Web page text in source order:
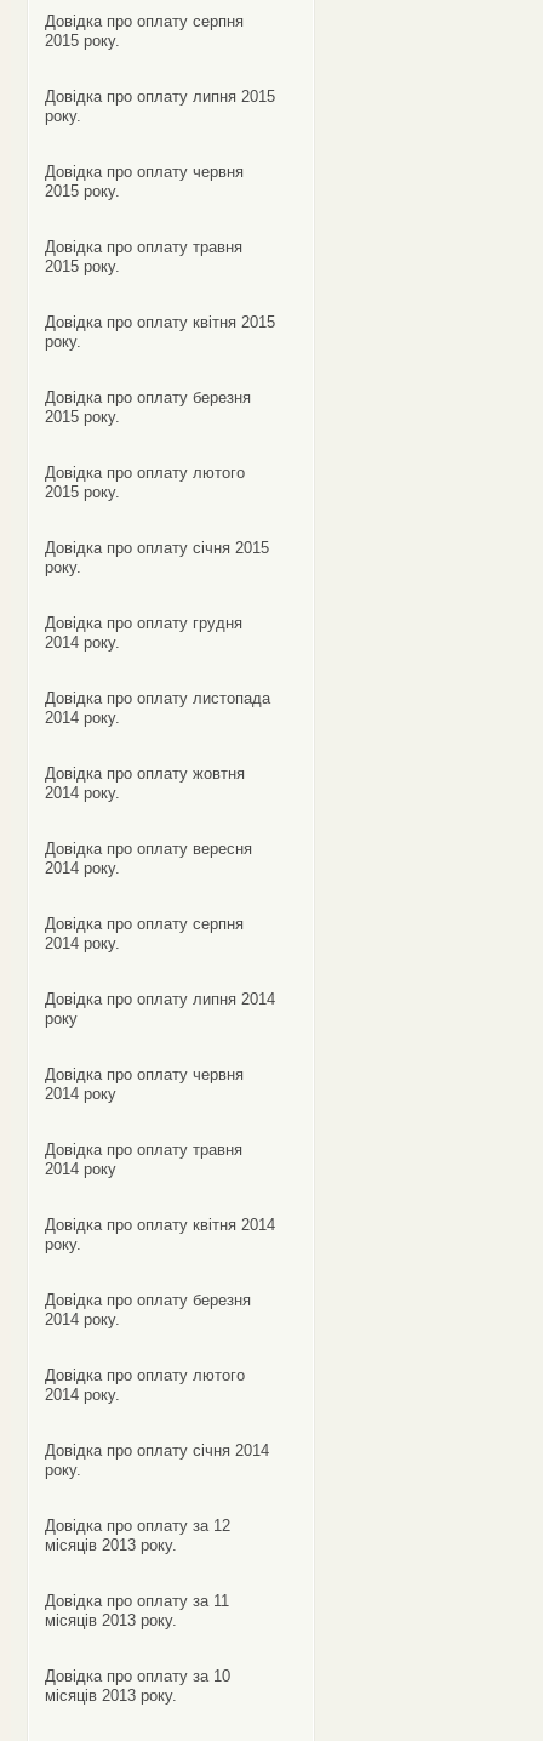
Довідка про оплату серпня
2015 року.
Довідка про оплату липня 2015
року.
Довідка про оплату червня
2015 року.
Довідка про оплату травня
2015 року.
Довідка про оплату квітня 2015
року.
Довідка про оплату березня
2015 року.
Довідка про оплату лютого
2015 року.
Довідка про оплату січня 2015
року.
Довідка про оплату грудня
2014 року.
Довідка про оплату листопада
2014 року.
Довідка про оплату жовтня
2014 року.
Довідка про оплату вересня
2014 року.
Довідка про оплату серпня
2014 року.
Довідка про оплату липня 2014
року
Довідка про оплату червня
2014 року
Довідка про оплату травня
2014 року
Довідка про оплату квітня 2014
року.
Довідка про оплату березня
2014 року.
Довідка про оплату лютого
2014 року.
Довідка про оплату січня 2014
року.
Довідка про оплату за 12
місяців 2013 року.
Довідка про оплату за 11
місяців 2013 року.
Довідка про оплату за 10
місяців 2013 року.